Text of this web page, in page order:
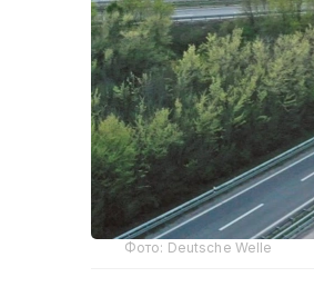
Фото: Deutsche Welle